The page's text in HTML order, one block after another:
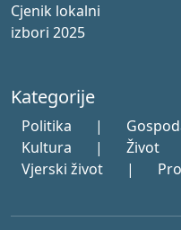
Cjenik lokalni
izbori 2025
Kategorije
Politika |
Kultura
| Život
Vjerski život
|